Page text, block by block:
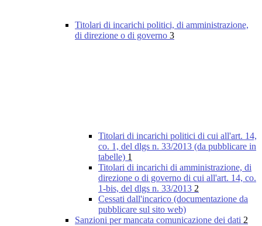
Titolari di incarichi politici, di amministrazione,
di direzione o di governo 3
Titolari di incarichi politici di cui all'art. 14,
co. 1, del dlgs n. 33/2013 (da pubblicare in
tabelle) 1
Titolari di incarichi di amministrazione, di
direzione o di governo di cui all'art. 14, co.
1-bis, del dlgs n. 33/2013 2
Cessati dall'incarico (documentazione da
pubblicare sul sito web)
Sanzioni per mancata comunicazione dei dati 2